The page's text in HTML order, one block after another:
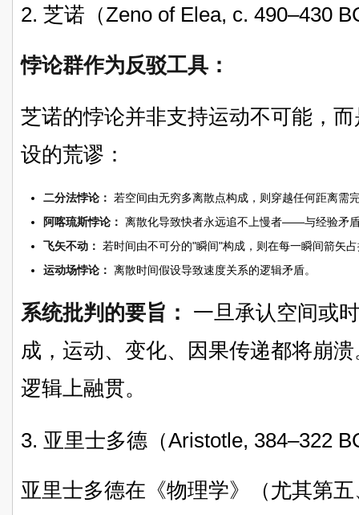
2. 芝诺（Zeno of Elea, c. 490–430
悖论群作为反驳工具：
芝诺的悖论并非支持运动不可能，而
设的荒谬：
二分法悖论： 若空间由无穷多离散点构成，则穿越任何距离需
阿喀琉斯悖论： 离散化导致快者永远追不上慢者——与经验矛
飞矢不动： 若时间由不可分的"瞬间"构成，则在每一瞬间箭矢
运动场悖论： 离散时间假设导致速度关系的逻辑矛盾。
系统批判的要旨： 一旦承认空间或
成，运动、变化、因果传递都将崩
逻辑上融贯。
3. 亚里士多德（Aristotle, 384–322
亚里士多德在《物理学》（尤其第